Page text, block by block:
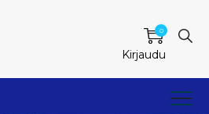
0
Kirjaudu